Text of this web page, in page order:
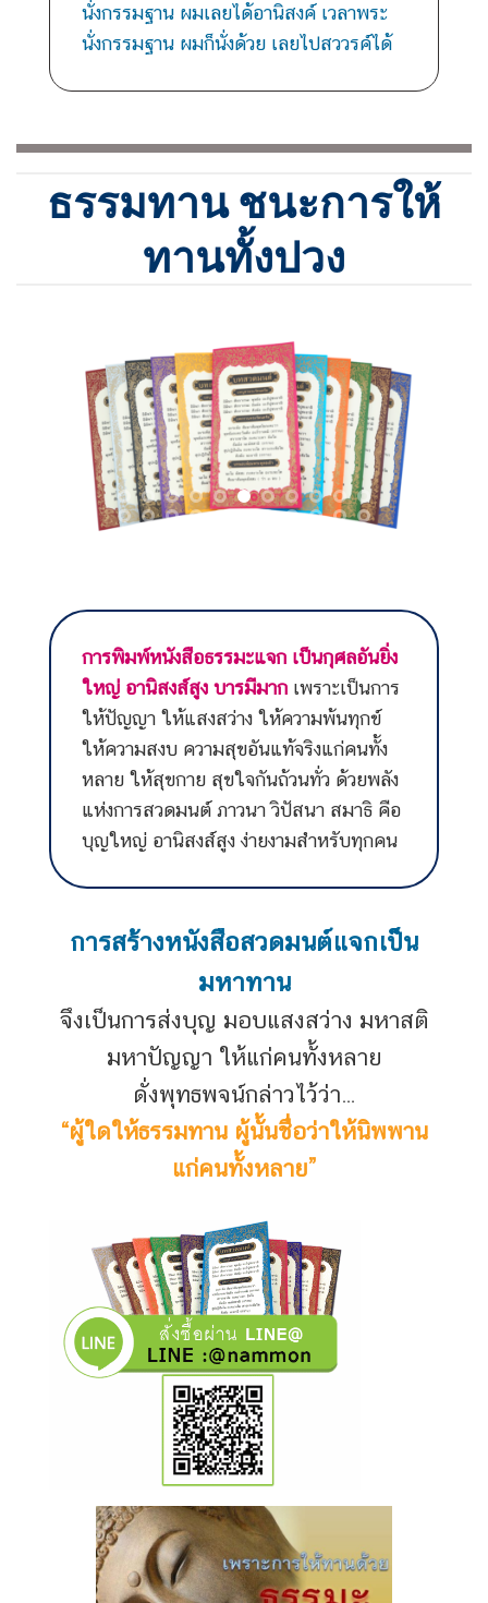
นั่งกรรมฐาน ผมเลยได้อานิสงค์ เวลาพระ
นั่งกรรมฐาน ผมก็นั่งด้วย เลยไปสววรค์ได้
ธรรมทาน ชนะการให้
ทานทั้งปวง
การพิมพ์หนังสือธรรมะแจก เป็นกุศลอันยิ่ง
ใหญ่ อานิสงส์สูง บารมีมาก เพราะเป็นการ
ให้ปัญญา ให้แสงสว่าง ให้ความพ้นทุกข์
ให้ความสงบ ความสุขอันแท้จริงแก่คนทั้ง
การสร้างหนังสือสวดมนต์แจกเป็น
มหาทาน
จึงเป็นการส่งบุญ มอบแสงสว่าง มหาสติ
มหาปัญญา ให้แก่คนทั้งหลาย
ดั่งพุทธพจน์กล่าวไว้ว่า…
แก่คนทั้งหลาย”